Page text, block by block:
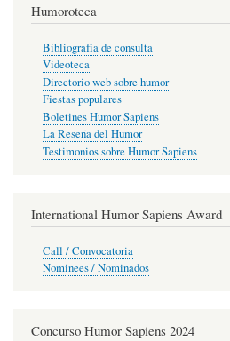
Humoroteca
Bibliografía de consulta
Videoteca
Directorio web sobre humor
Fiestas populares
Boletines Humor Sapiens
La Reseña del Humor
Testimonios sobre Humor Sapiens
International Humor Sapiens Award
Call / Convocatoria
Nominees / Nominados
Concurso Humor Sapiens 2024